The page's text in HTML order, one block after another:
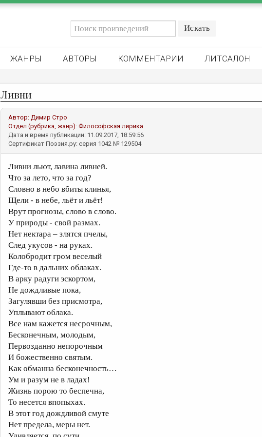
ЖАНРЫ АВТОРЫ КОММЕНТАРИИ ЛИТСАЛОН
Ливни
Автор: Димир Стро
Отдел (рубрика, жанр): Философская лирика
Дата и время публикации: 11.09.2017, 18:59:56
Сертификат Поэзия.ру: серия 1042 № 129504
Ливни льют, лавина ливней.
Что за лето, что за год?
Словно в небо вбиты клинья,
Щели - в небе, льёт и льёт!
Врут прогнозы, слово в слово.
У природы - свой размах.
Нет нектара – злятся пчелы,
След укусов - на руках.
Колобродит гром веселый
Где-то в дальних облаках.
В арку радуги эскортом,
Не дождливые пока,
Загулявши без присмотра,
Уплывают облака.
Все нам кажется несрочным,
Бесконечным, молодым,
Первозданно непорочным
И божественно святым.
Как обманна бесконечность…
Ум и разум не в ладах!
Жизнь порою то беспечна,
То несется впопыхах.
В этот год дождливой смуте
Нет предела, меры нет.